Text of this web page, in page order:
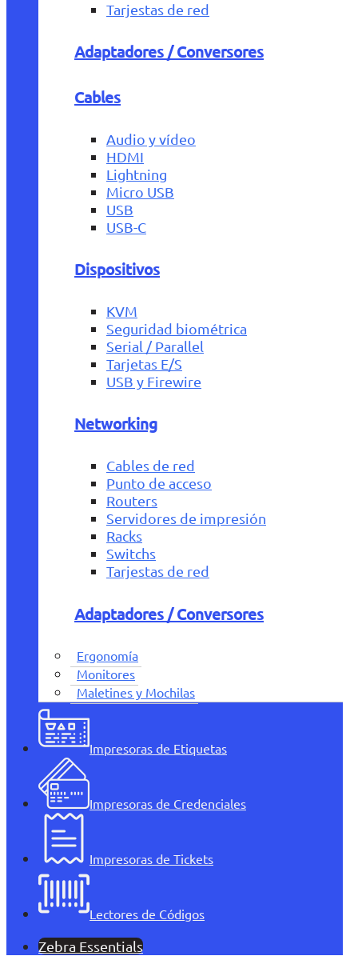
Tarjestas de red
Adaptadores / Conversores
Cables
Audio y vídeo
HDMI
Lightning
Micro USB
USB
USB-C
Dispositivos
KVM
Seguridad biométrica
Serial / Parallel
Tarjetas E/S
USB y Firewire
Networking
Cables de red
Punto de acceso
Routers
Servidores de impresión
Racks
Switchs
Tarjestas de red
Adaptadores / Conversores
Ergonomía
Monitores
Maletines y Mochilas
Impresoras de Etiquetas
Impresoras de Credenciales
Impresoras de Tickets
Lectores de Códigos
Zebra Essentials